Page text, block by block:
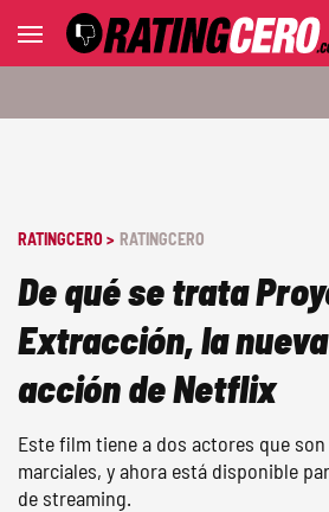
RATINGCERO > RATINGCERO
De qué se trata
Extracción, la
acción de Netflix
Este film tiene a dos actores que
marciales, y ahora está disponible
de streaming.